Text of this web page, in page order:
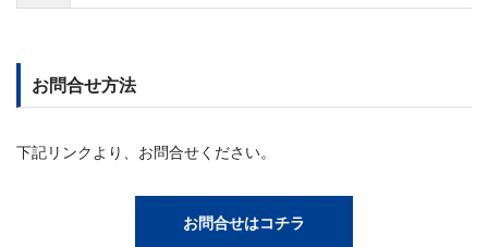
お問合せ方法
下記リンクより、お問合せください。
お問合せはコチラ